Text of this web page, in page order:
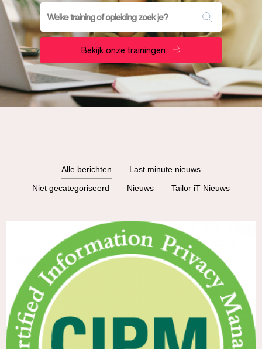
Bekijk onze trainingen
Alle berichten
Last minute nieuws
Niet gecategoriseerd
Nieuws Tailor iT Nieuws